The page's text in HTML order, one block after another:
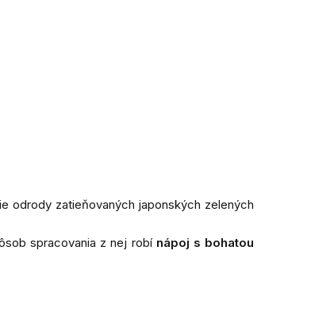
odrody zatieňovaných japonských zelených
spracovania z nej robí nápoj s bohatou